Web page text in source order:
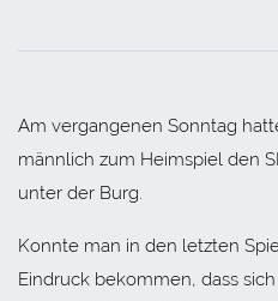
Am vergangenen Sonntag
männlich zum Heimspiel den
unter der Burg.
Konnte man in den letzten
Eindruck bekommen, dass